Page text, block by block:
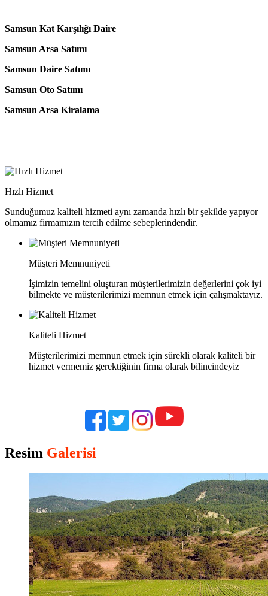
Samsun Kat Karşılığı Daire
Samsun Arsa Satımı
Samsun Daire Satımı
Samsun Oto Satımı
Samsun Arsa Kiralama
Hızlı Hizmet
Sunduğumuz kaliteli hizmeti aynı zamanda hızlı bir şekilde yapıyor
olmamız firmamızın tercih edilme sebeplerindendir.
Müşteri Memnuniyeti
İşimizin temelini oluşturan müşterilerimizin değerlerini çok iyi
bilmekte ve müşterilerimizi memnun etmek için çalışmaktayız.
Kaliteli Hizmet
Müşterilerimizi memnun etmek için sürekli olarak kaliteli bir
hizmet vermemiz gerektiğinin firma olarak bilincindeyiz
Resim Galerisi